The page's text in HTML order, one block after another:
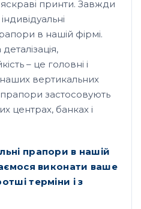
яскраві принти. Завжди
в нашій фірмі.
– це головні і
вертикальних
застосовують
центрах, банках і
прапори в нашій
виконати ваше
терміни і з